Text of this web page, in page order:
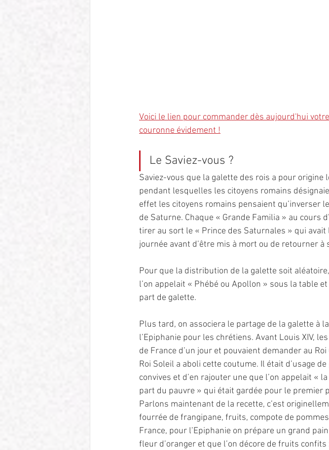
Voici le lien pour commander dès aujourd'hui
couronne évidement !
Le Saviez-vous ?
Saviez-vous que la galette des rois a pour
pendant lesquelles les citoyens romains
effet les citoyens romains pensaient qu’inverser
de Saturne. Chaque « Grande Familia » au cours
tirer au sort le « Prince des Saturnales » qui
journée avant d’être mis à mort ou de retourner à
Pour que la distribution de la galette soit
l’on appelait « Phébé ou Apollon » sous la table
part de galette.
Plus tard, on associera le partage de la galette à
l’Epiphanie pour les chrétiens. Avant Louis XIV,
de France d’un jour et pouvaient demander au
Roi Soleil a aboli cette coutume. Il était d’usage
convives et d’en rajouter une que l’on appelait «
part du pauvre » qui était gardée pour le premier
Parlons maintenant de la recette, c’est
fourrée de frangipane, fruits, compote de
France, pour l’Epiphanie on prépare un grand
fleur d’oranger et que l’on décore de fruits confits